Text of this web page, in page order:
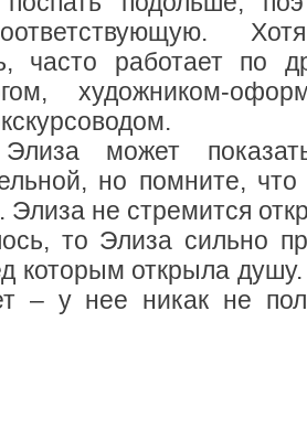
часто работает по
художником-
может
но помните,
не стремится
то Элиза сильно
которым открыла
– у нее никак не